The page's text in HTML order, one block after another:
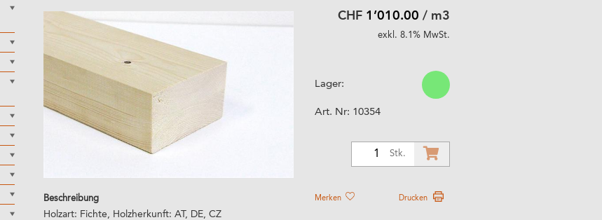
Beschreibung
Holzart: Fichte, Holzherkunft: AT, DE, CZ
CHF 1’010.00 / m3
exkl. 8.1% MwSt.
Lager:
Art. Nr: 10354
Stk.
Merken Drucken